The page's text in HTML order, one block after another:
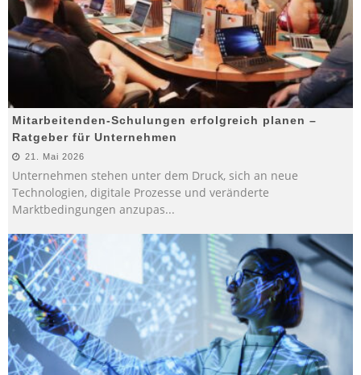
Mitarbeitenden-Schulungen erfolgreich planen –
Ratgeber für Unternehmen
21. Mai 2026
Unternehmen stehen unter dem Druck, sich an neue
Technologien, digitale Prozesse und veränderte
Marktbedingungen anzupas...